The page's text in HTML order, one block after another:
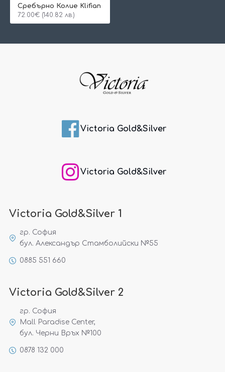
Сребърно Колие Klifian
72.00€ (140.82 лв.)
Victoria Gold&Silver
Victoria Gold&Silver
Victoria Gold&Silver 1
гр. София
бул. Александър Стамболийски №55
0885 551 660
Victoria Gold&Silver 2
гр. София
Mall Paradise Center,
бул. Черни Връх №100
0878 132 000